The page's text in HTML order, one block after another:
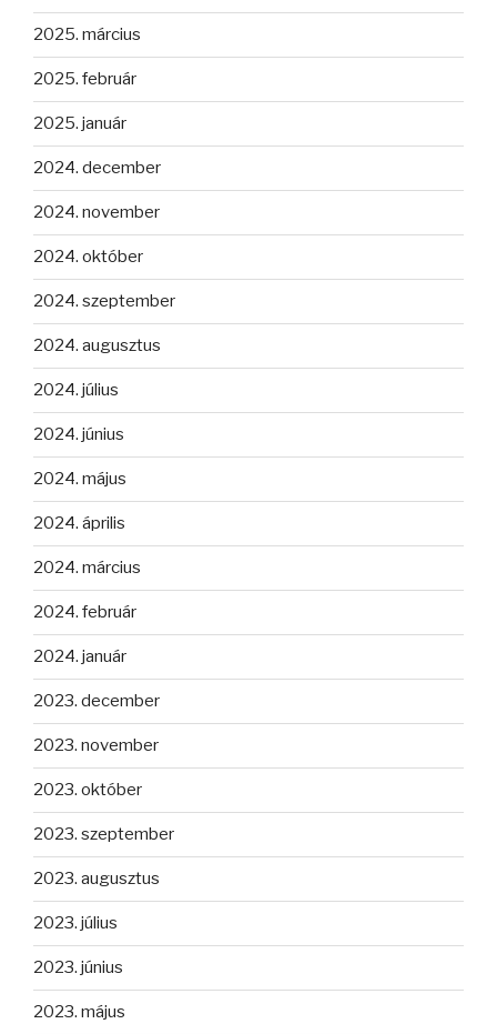
2025. március
2025. február
2025. január
2024. december
2024. november
2024. október
2024. szeptember
2024. augusztus
2024. július
2024. június
2024. május
2024. április
2024. március
2024. február
2024. január
2023. december
2023. november
2023. október
2023. szeptember
2023. augusztus
2023. július
2023. június
2023. május